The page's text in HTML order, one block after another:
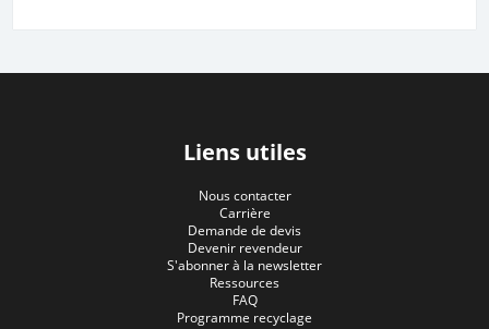
Liens utiles
Nous contacter
Carrière
Demande de devis
Devenir revendeur
S'abonner à la newsletter
Ressources
FAQ
Programme recyclage